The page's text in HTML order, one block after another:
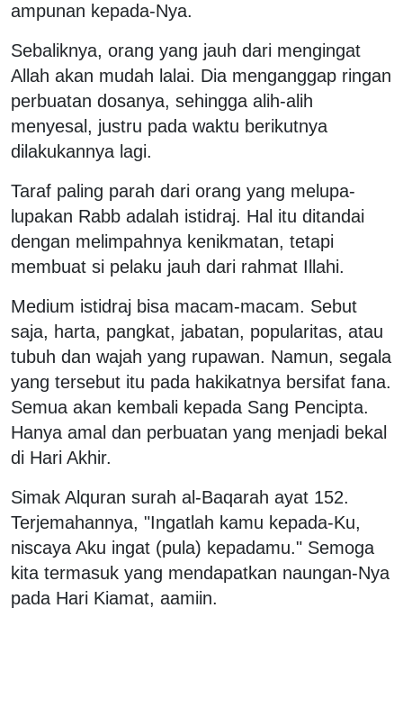
ampunan kepada-Nya.
Sebaliknya, orang yang jauh dari mengingat
Allah akan mudah lalai. Dia menganggap ringan
perbuatan dosanya, sehingga alih-alih
menyesal, justru pada waktu berikutnya
dilakukannya lagi.
Taraf paling parah dari orang yang melupa-
lupakan Rabb adalah istidraj. Hal itu ditandai
dengan melimpahnya kenikmatan, tetapi
membuat si pelaku jauh dari rahmat Illahi.
Medium istidraj bisa macam-macam. Sebut
saja, harta, pangkat, jabatan, popularitas, atau
tubuh dan wajah yang rupawan. Namun, segala
yang tersebut itu pada hakikatnya bersifat fana.
Semua akan kembali kepada Sang Pencipta.
Hanya amal dan perbuatan yang menjadi bekal
di Hari Akhir.
Simak Alquran surah al-Baqarah ayat 152.
Terjemahannya, "Ingatlah kamu kepada-Ku,
niscaya Aku ingat (pula) kepadamu." Semoga
kita termasuk yang mendapatkan naungan-Nya
pada Hari Kiamat, aamiin.